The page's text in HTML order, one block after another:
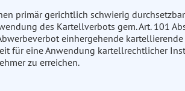
primär gerichtlich schwierig
des Kartellverbots gem. Art. 101
einhergehende
für eine Anwendung kartellrechtlicher
zu erreichen.